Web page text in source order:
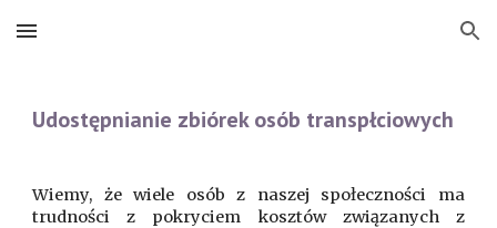
Skip to main content Skip to navigation
Udostępnianie zbiórek osób transpłciowych
Wiemy, że wiele osób z naszej społeczności ma
trudności z pokryciem kosztów związanych z